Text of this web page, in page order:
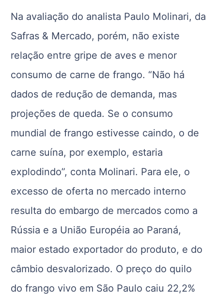
Na avaliação do analista Paulo Molinari, da
Safras & Mercado, porém, não existe
relação entre gripe de aves e menor
consumo de carne de frango. “Não há
dados de redução de demanda, mas
projeções de queda. Se o consumo
mundial de frango estivesse caindo, o de
carne suína, por exemplo, estaria
explodindo”, conta Molinari. Para ele, o
excesso de oferta no mercado interno
resulta do embargo de mercados como a
Rússia e a União Européia ao Paraná,
maior estado exportador do produto, e do
câmbio desvalorizado. O preço do quilo
do frango vivo em São Paulo caiu 22,2%